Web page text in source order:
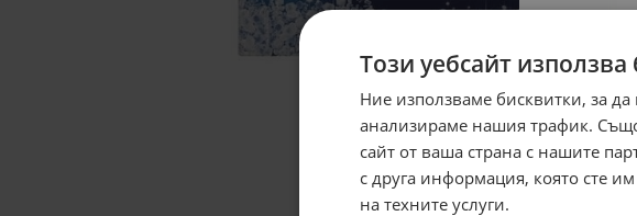
Този уебсайт използва
Ние използваме бисквитки, за
анализираме нашия трафик.
сайт от ваша страна с нашите
с друга информация, която сте
на техните услуги.
и
Имейл: